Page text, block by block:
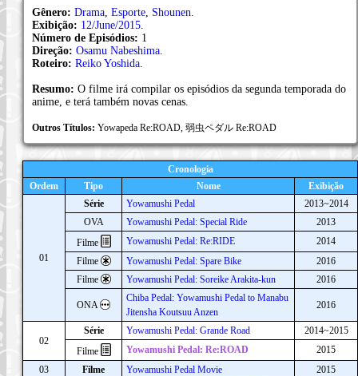
Gênero: Drama Esporte Shounen
Exibição: 12/June/2015
Número de Episódios: 1
Direção: Osamu Nabeshima
Roteiro: Reiko Yoshida
Resumo: O filme irá compilar os episódios da segunda temporada do
anime, e terá também novas cenas.
Outros Títulos: Yowapeda Re:ROAD, 弱虫ペダル Re:ROAD
Cronologia
Ordem
Tipo Nome Exibição
01
Série Yowamushi Pedal
2013~2014
OVA
Yowamushi Pedal: Special Ride
2013
Filme
Yowamushi Pedal: Re:RIDE
2014
Filme
Yowamushi Pedal: Spare Bike
2016
Filme
Yowamushi Pedal: Soreike Arakita-kun 2016
ONA
Chiba Pedal: Yowamushi Pedal to Manabu
Jitensha Koutsuu Anzen
2016
02
Série Yowamushi Pedal: Grande Road
2014~2015
Filme
Yowamushi Pedal: Re:ROAD
2015
03
Filme Yowamushi Pedal Movie
2015